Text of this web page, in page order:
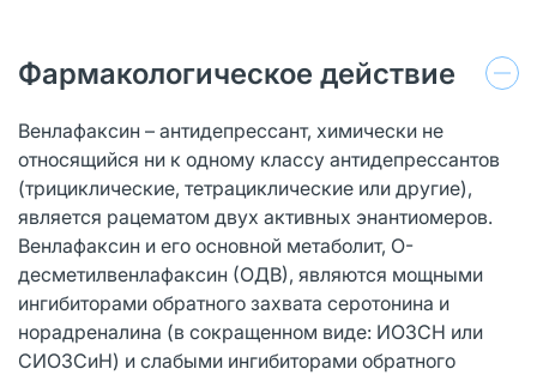
Фармакологическое действие
Венлафаксин – антидепрессант, химически не
относящийся ни к одному классу антидепрессантов
(трициклические, тетрациклические или другие),
является рацематом двух активных энантиомеров.
Венлафаксин и его основной метаболит, O-
десметилвенлафаксин (ОДВ), являются мощными
ингибиторами обратного захвата серотонина и
норадреналина (в сокращенном виде: ИОЗСН или
СИОЗСиН) и слабыми ингибиторами обратного